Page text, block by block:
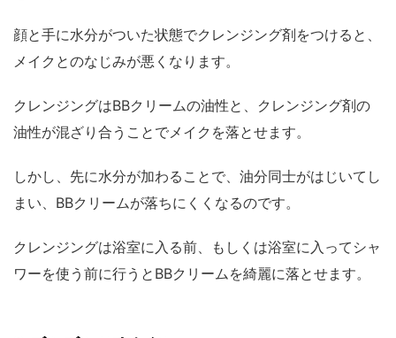
顔と手に水分がついた状態でクレンジング剤をつけると、
メイクとのなじみが悪くなります。
クレンジングはBBクリームの油性と、クレンジング剤の
油性が混ざり合うことでメイクを落とせます。
しかし、先に水分が加わることで、油分同士がはじいてし
まい、BBクリームが落ちにくくなるのです。
クレンジングは浴室に入る前、もしくは浴室に入ってシャ
ワーを使う前に行うとBBクリームを綺麗に落とせます。